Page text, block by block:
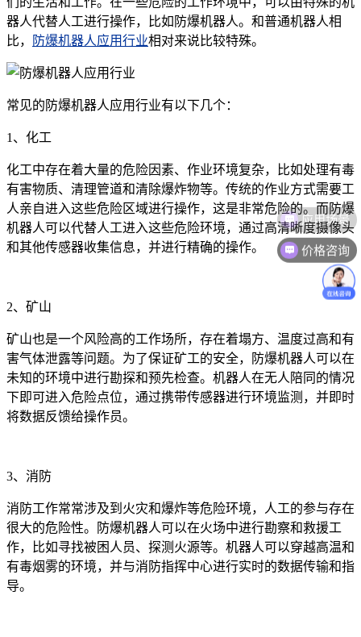
器人代替人工进行操作，比如防爆机器人。和普通机器人相
比，
防爆机器人应用行业相对来说比较特殊。
常见的防爆机器人应用行业有以下几个：
1、化工
化工中存在着大量的危险因素、作业环境复杂，比如处理有毒
有害物质、清理管道和清除爆炸物等。传统的作业方式需要工
人亲自进入这些危险区域进行操作，这是非常危险的。而防爆
机器人可以代替人工进入这些危险环境，通过高清晰度摄像头
和其他传感器收集信息，并进行精确的操作。
2、矿山
矿山也是一个风险高的工作场所，存在着塌方、温度过高和有
害气体泄露等问题。为了保证矿工的安全，防爆机器人可以在
未知的环境中进行勘探和预先检查。机器人在无人陪同的情况
下即可进入危险点位，通过携带传感器进行环境监测，并即时
将数据反馈给操作员。
3、消防
消防工作常常涉及到火灾和爆炸等危险环境，人工的参与存在
很大的危险性。防爆机器人可以在火场中进行勘察和救援工
作，比如寻找被困人员、探测火源等。机器人可以穿越高温和
有毒烟雾的环境，并与消防指挥中心进行实时的数据传输和指
导。
应用场景
价格咨询